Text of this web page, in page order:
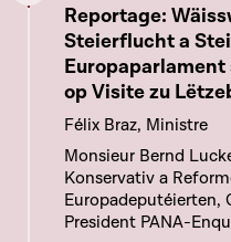
Aller à ce chapitre
Reportage:
Steierflucht a
op Visite zu
Félix Braz, Ministre
Monsieur Bernd
Konservativ a
Europadeputéierten,
President PANA-